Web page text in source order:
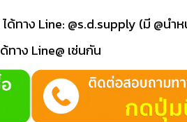
ด้ทาง Line: @s.d.supply (มี @นำ
าง Line@ เช่นกัน